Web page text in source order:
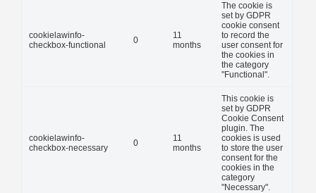
cookielawinfo-
checkbox-functional
0
11
months
The cookie is
set by GDPR
cookie consent
to record the
user consent for
the cookies in
the category
"Functional".
cookielawinfo-
checkbox-necessary
0
11
months
This cookie is
set by GDPR
Cookie Consent
plugin. The
cookies is used
to store the user
consent for the
cookies in the
category
"Necessary".